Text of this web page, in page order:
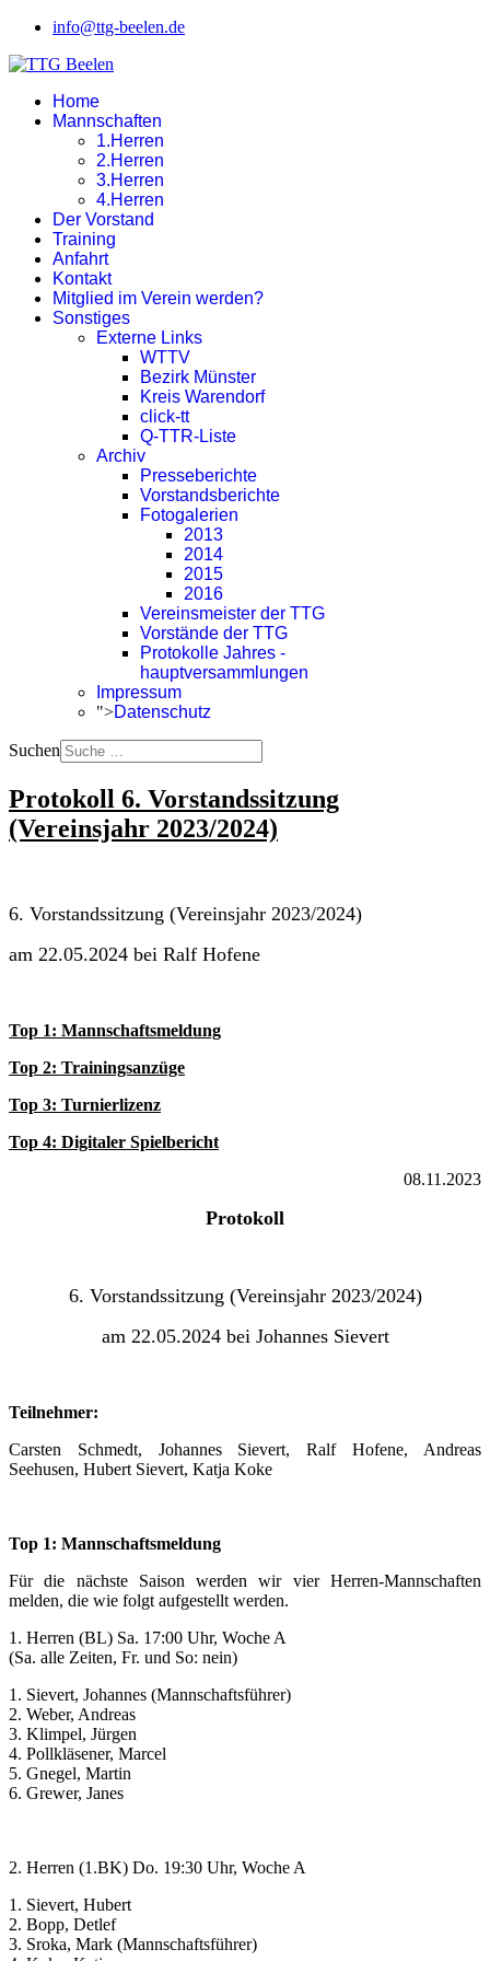
info@ttg-beelen.de
Home
Mannschaften
1.Herren
2.Herren
3.Herren
4.Herren
Der Vorstand
Training
Anfahrt
Kontakt
Mitglied im Verein werden?
Sonstiges
Externe Links
WTTV
Bezirk Münster
Kreis Warendorf
click-tt
Q-TTR-Liste
Archiv
Presseberichte
Vorstandsberichte
Fotogalerien
2013
2014
2015
2016
Vereinsmeister der TTG
Vorstände der TTG
Protokolle Jahres -
hauptversammlungen
Impressum
">Datenschutz
Suchen
Protokoll 6. Vorstandssitzung
(Vereinsjahr 2023/2024)
6. Vorstandssitzung (Vereinsjahr 2023/2024)
am 22.05.2024 bei Ralf Hofene
Top 1: Mannschaftsmeldung
Top 2: Trainingsanzüge
Top 3: Turnierlizenz
Top 4: Digitaler Spielbericht
08.11.2023
Protokoll
6. Vorstandssitzung (Vereinsjahr 2023/2024)
am 22.05.2024 bei Johannes Sievert
Teilnehmer:
Carsten Schmedt, Johannes Sievert, Ralf Hofene, Andreas
Seehusen, Hubert Sievert, Katja Koke
Top 1: Mannschaftsmeldung
Für die nächste Saison werden wir vier Herren-Mannschaften
melden, die wie folgt aufgestellt werden.
1. Herren (BL) Sa. 17:00 Uhr, Woche A
(Sa. alle Zeiten, Fr. und So: nein)
1. Sievert, Johannes (Mannschaftsführer)
2. Weber, Andreas
3. Klimpel, Jürgen
4. Pollkläsener, Marcel
5. Gnegel, Martin
6. Grewer, Janes
2. Herren (1.BK) Do. 19:30 Uhr, Woche A
1. Sievert, Hubert
2. Bopp, Detlef
3. Sroka, Mark (Mannschaftsführer)